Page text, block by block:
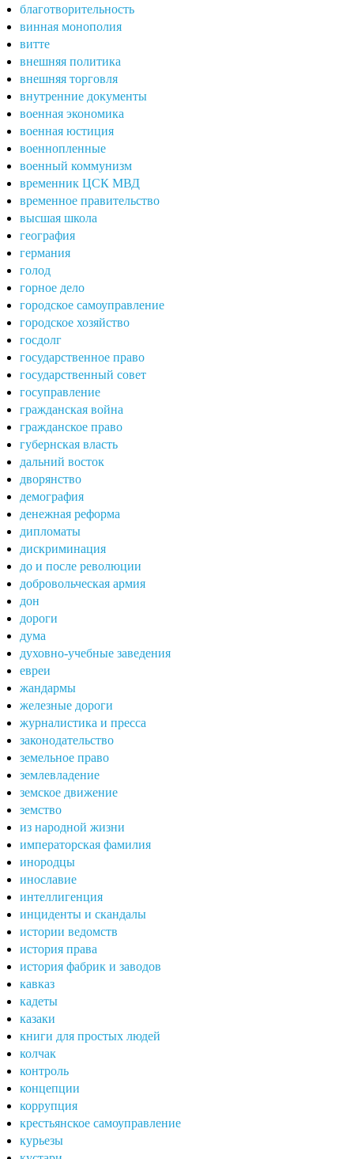
благотворительность
винная монополия
витте
внешняя политика
внешняя торговля
внутренние документы
военная экономика
военная юстиция
военнопленные
военный коммунизм
временник ЦСК МВД
временное правительство
высшая школа
география
германия
голод
горное дело
городское самоуправление
городское хозяйство
госдолг
государственное право
государственный совет
госуправление
гражданская война
гражданское право
губернская власть
дальний восток
дворянство
демография
денежная реформа
дипломаты
дискриминация
до и после революции
добровольческая армия
дон
дороги
дума
духовно-учебные заведения
евреи
жандармы
железные дороги
журналистика и пресса
законодательство
земельное право
землевладение
земское движение
земство
из народной жизни
императорская фамилия
инородцы
инославие
интеллигенция
инциденты и скандалы
истории ведомств
история права
история фабрик и заводов
кавказ
кадеты
казаки
книги для простых людей
колчак
контроль
концепции
коррупция
крестьянское самоуправление
курьезы